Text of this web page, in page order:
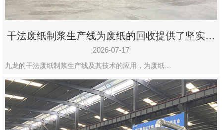
干法废纸制浆生产线为废纸的回收提供了坚实的
保障
2026-07-17
九龙的干法废纸制浆生产线及其技术的应用，为废纸…